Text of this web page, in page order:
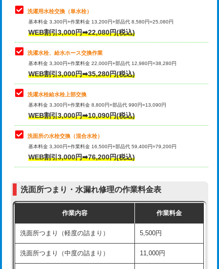
給水管工事※（ライニング鋼管・銅
管・ポリ管・HT管使用/3ｍ超え)
排水管工事（土の掘削・埋め戻し作
業）
排水管工事（排水管工事/3ｍまで） 55,000円
排水管工事（追加 排水管工事/3ｍ超
え）
マス交換（土の掘削・埋め戻し作業）
マス交換（深さ50㎝未満）
マス交換（深さ50㎝以上）
モルタル補修（厚さ10㎝まで） 27,500円
モルタル補修（厚さ10㎝超え） 38,500円
洗面台設置 38,500円
理・調整・分解・加工など（中作業）
止水・漏水調査・防水処理・清掃・修
理・調整・分解・加工など（重作業）
33,000円
キッチンタンク脱着
その他部品の脱着
交換・取付（タンク）
交換・取付(単水栓（壁付・デッキ
式）)
交換・取付(混合水栓（壁付・デッキ
式・ワンホール）)
16,500円+材料費
（P/S/ポップアップ））
交換・取付（その他部品） 11,000円+材料費
持込商品取付（単水栓） 13,200円
持込商品取付（混合水栓） 16,500円
持込商品取付（浄水器・分岐水栓） 16,500円
洗濯用水栓交換（単水栓）
基本料金 3,300円+作業料金 13,200円+部品代 8,580円=25,080円
WEB割引3,000円➡22,080円(税込)
洗濯水栓、給水ホース交換作業
基本料金 3,300円+作業料金 22,000円+部品代 12,980円=38,280円
WEB割引3,000円➡35,280円(税込)
洗濯水栓給水栓上部交換
基本料金 3,300円+作業料金 8,800円+部品代 990円=13,090円
WEB割引3,000円➡10,090円(税込)
洗面所の水栓交換（混合水栓）
基本料金 3,300円+作業料金 16,500円+部品代 59,400円=79,200円
WEB割引3,000円➡76,200円(税込)
洗面所つまり・水漏れ修理の作業料金表
作業内容 作業料金
洗面所つまり（軽度の詰まり） 5,500円
洗面所つまり（中度の詰まり） 11,000円